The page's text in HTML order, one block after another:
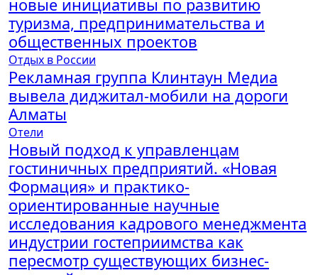
новые инициативы по развитию
туризма, предпринимательства и
общественных проектов
Отдых в России
Рекламная группа Клинтаун Медиа
вывела диджитал-мобили на дороги
Алматы
Отели
Новый подход к управленцам
гостиничных предприятий. «Новая
Формация» и практико-
ориентированные научные
исследования кадрового менеджмента
индустрии гостеприимства как
пересмотр существующих бизнес-